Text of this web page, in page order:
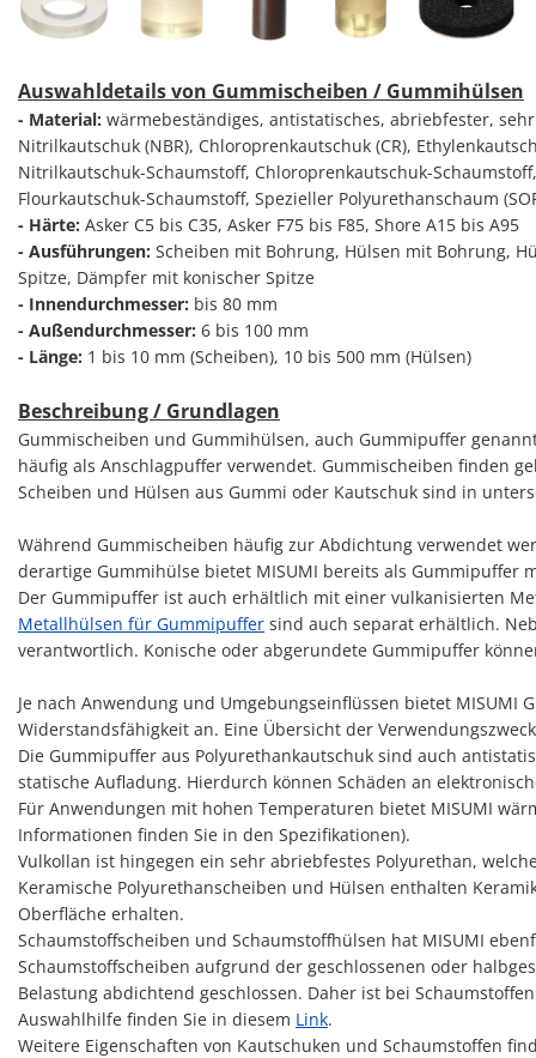
Auswahldetails von Gummischeiben / Gummihülsen
- Material: wärmebeständiges, antistatisches, abriebfester,
Nitrilkautschuk (NBR), Chloroprenkautschuk (CR),
Nitrilkautschuk-Schaumstoff, Chloroprenkautschuk-
Flourkautschuk-Schaumstoff, Spezieller Polyurethanschaum
- Härte: Asker C5 bis C35, Asker F75 bis F85, Shore A15 bis A95
- Ausführungen: Scheiben mit Bohrung, Hülsen mit Bohrung,
Spitze, Dämpfer mit konischer Spitze
- Innendurchmesser: bis 80 mm
- Außendurchmesser: 6 bis 100 mm
- Länge: 1 bis 10 mm (Scheiben), 10 bis 500 mm (Hülsen)
Beschreibung / Grundlagen
Gummischeiben und Gummihülsen, auch Gummipuffer
häufig als Anschlagpuffer verwendet. Gummischeiben finden
Scheiben und Hülsen aus Gummi oder Kautschuk sind in
Während Gummischeiben häufig zur Abdichtung verwendet
derartige Gummihülse bietet MISUMI bereits als Gummipuffer
Der Gummipuffer ist auch erhältlich mit einer vulkanisierten
Metallhülsen für Gummipuffer sind auch separat erhältlich.
verantwortlich. Konische oder abgerundete Gummipuffer
Je nach Anwendung und Umgebungseinflüssen bietet
Widerstandsfähigkeit an. Eine Übersicht der
Die Gummipuffer aus Polyurethankautschuk sind auch
statische Aufladung. Hierdurch können Schäden an
Für Anwendungen mit hohen Temperaturen bietet MISUMI
Informationen finden Sie in den Spezifikationen).
Vulkollan ist hingegen ein sehr abriebfestes Polyurethan,
Keramische Polyurethanscheiben und Hülsen enthalten
Oberfläche erhalten.
Schaumstoffscheiben und Schaumstoffhülsen hat MISUMI
Schaumstoffscheiben aufgrund der geschlossenen oder
Belastung abdichtend geschlossen. Daher ist bei
Auswahlhilfe finden Sie in diesem Link.
Weitere Eigenschaften von Kautschuken und Schaumstoffen